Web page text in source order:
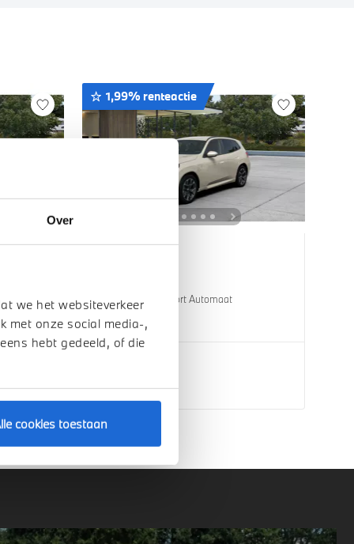
Over
we het websiteverkeer
met onze social media-,
hebt gedeeld, of die
cookies toestaan
1,99% renteactie
30e xDrive M Sport Automaat
1 km2026
Bekijk details